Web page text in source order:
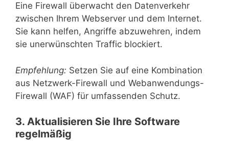
Eine Firewall überwacht den Datenverkehr
zwischen Ihrem Webserver und dem Internet.
Sie kann helfen, Angriffe abzuwehren, indem
sie unerwünschten Traffic blockiert.
Empfehlung: Setzen Sie auf eine Kombination
aus Netzwerk-Firewall und Webanwendungs-
Firewall (WAF) für umfassenden Schutz.
3. Aktualisieren Sie Ihre Software
regelmäßig